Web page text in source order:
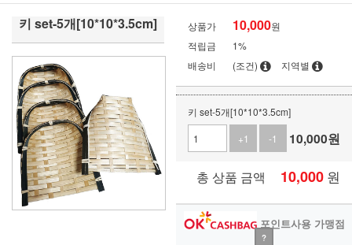
키 set-5개[10*10*3.5cm] 상품가 10,000원
적립금
1%
배송비
(조건) 지역별
키 set-5개[10*10*3.5cm]
+1
-1 10,000원
총 상품 금액 10,000 원
포인트사용 가맹점
?